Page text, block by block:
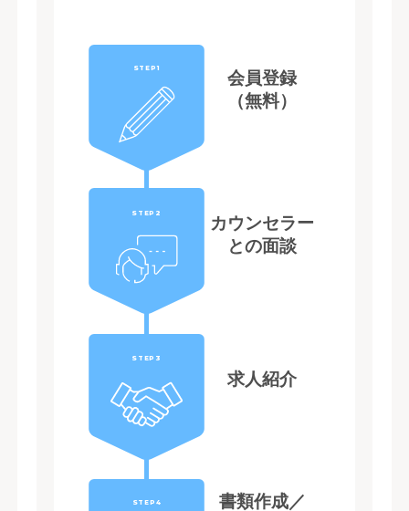
STEP1
会員登録
（無料）
STEP2
カウンセラー
との面談
STEP3
求人紹介
STEP4 書類作成／